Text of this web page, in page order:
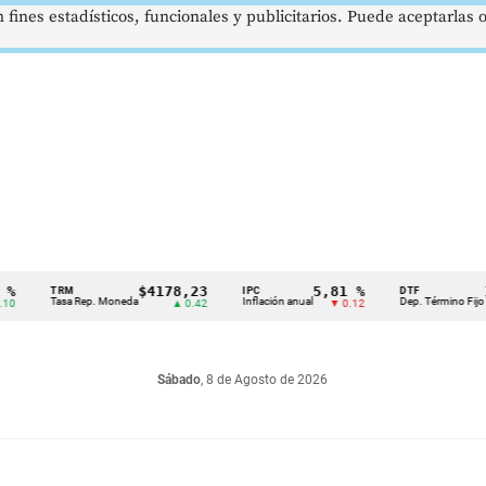
TRM
Tasa Rep. Moneda
$4178,23
▲ 0.42
IPC
Inflación anual
5,81 %
▼ 0.12
DTF
Dep. Término Fijo ▲
Sábado, 8 de Agosto de 2026
estadísticos, funcionales y publicitarios. Puede aceptarlas